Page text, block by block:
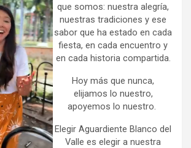
que somos: nuestra alegría,
nuestras tradiciones y ese
sabor que ha estado en cada
fiesta, en cada encuentro y
en cada historia compartida.
Hoy más que nunca,
elijamos lo nuestro,
apoyemos lo nuestro.
Elegir Aguardiente Blanco del
Valle es elegir a nuestra